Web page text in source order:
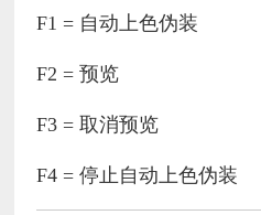
F1 = 自动上色伪装
F2 = 预览
F3 = 取消预览
F4 = 停止自动上色伪装